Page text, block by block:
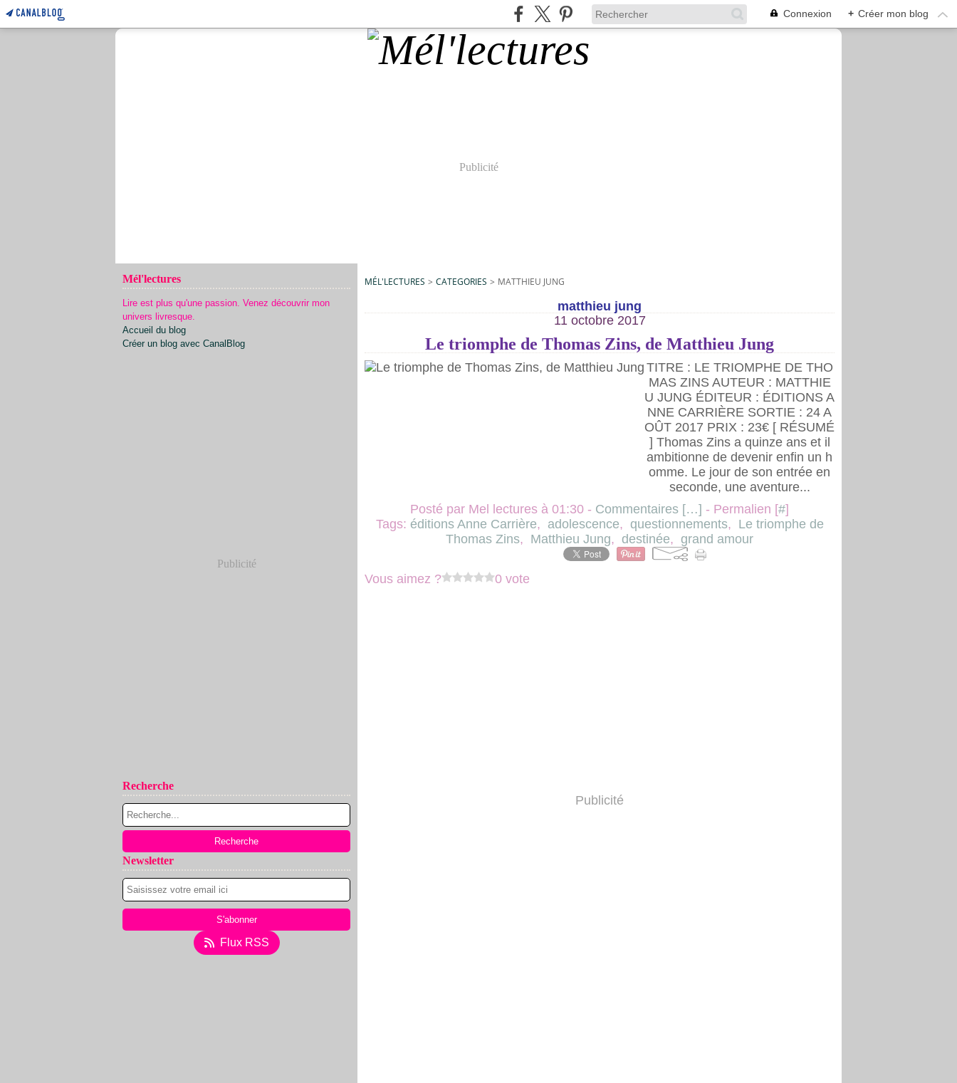
Connexion + Créer mon blog
Publicité
Mél'lectures
Lire est plus qu'une passion. Venez découvrir mon
univers livresque.
Accueil du blog
Créer un blog avec CanalBlog
Publicité
Recherche
Newsletter
Flux RSS
MÉL'LECTURES > CATEGORIES > MATTHIEU JUNG
matthieu jung
11 octobre 2017
Le triomphe de Thomas Zins, de Matthieu Jung
TITRE : LE TRIOMPHE DE THO
MAS ZINS AUTEUR : MATTHIE
U JUNG ÉDITEUR : ÉDITIONS A
NNE CARRIÈRE SORTIE : 24 A
OÛT 2017 PRIX : 23€ [ RÉSUMÉ
] Thomas Zins a quinze ans et il
ambitionne de devenir enfin un h
omme. Le jour de son entrée en
seconde, une aventure...
Posté par Mel lectures à 01:30 - Commentaires […] - Permalien [#]
Tags: éditions Anne Carrière, adolescence, questionnements, Le triomphe de
Thomas Zins, Matthieu Jung, destinée, grand amour
Vous aimez ? 0 vote
Publicité